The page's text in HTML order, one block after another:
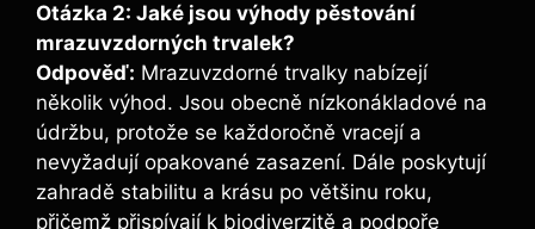
Otázka 2: Jaké jsou výhody pěstování
mrazuvzdorných trvalek?
Odpověď: Mrazuvzdorné trvalky nabízejí
několik výhod. Jsou obecně nízkonákladové na
údržbu, protože se každoročně vracejí a
nevyžadují opakované zasazení. Dále poskytují
zahradě stabilitu a krásu po většinu roku,
přičemž přispívají k biodiverzitě a podpoře